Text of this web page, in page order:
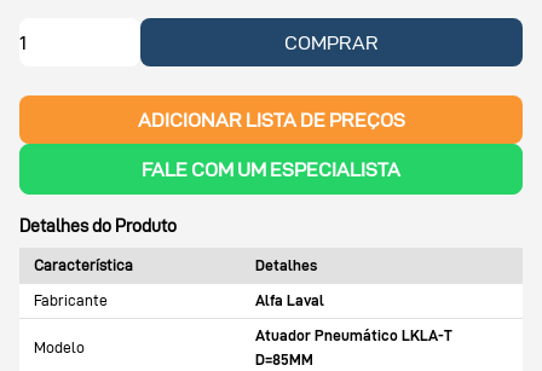
COMPRAR
ADICIONAR LISTA DE PREÇOS
FALE COM UM ESPECIALISTA
Detalhes do Produto
Característica
Detalhes
Fabricante
Alfa Laval
Modelo
Atuador Pneumático LKLA-T
D=85MM